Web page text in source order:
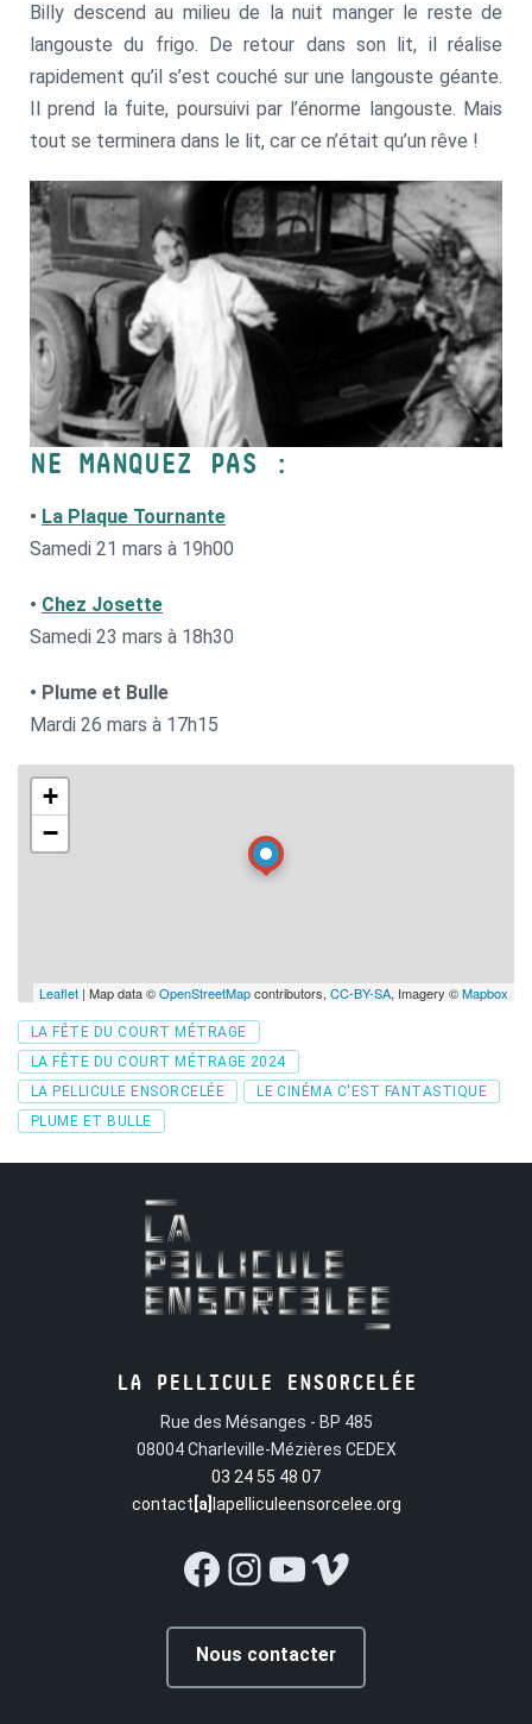
Billy descend au milieu de la nuit manger le reste de
langouste du frigo. De retour dans son lit, il réalise
rapidement qu’il s’est couché sur une langouste géante.
Il prend la fuite, poursuivi par l’énorme langouste. Mais
tout se terminera dans le lit, car ce n’était qu’un rêve !
NE MANQUEZ PAS :
• La Plaque Tournante
Samedi 21 mars à 19h00
• Chez Josette
Samedi 23 mars à 18h30
• Plume et Bulle
Mardi 26 mars à 17h15
+
−
Leaflet | Map data ©OpenStreetMapcontributors, CC-BY-SA, Imagery ©Mapbox
Tags
LA FÊTE DU COURT MÉTRAGE
LA FÊTE DU COURT MÉTRAGE 2024
LA PELLICULE ENSORCELÉE
LE CINÉMA C'EST FANTASTIQUE
PLUME ET BULLE
LA PELLICULE ENSORCELÉE
Rue des Mésanges - BP 485
08004 Charleville-Mézières CEDEX
03 24 55 48 07
contact [a] lapelliculeensorcelee.org
Facebook
Instagram
YouTube
Vimeo
Nous contacter